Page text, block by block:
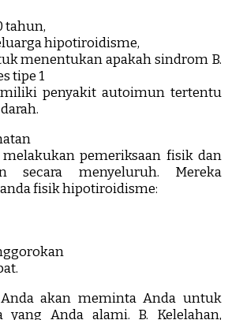
tahun,
hipotiroidisme,
menentukan apakah sindrom B.
tipe 1
penyakit autoimun tertentu
pemeriksaan fisik dan
secara menyeluruh. Mereka
fisik hipotiroidisme:
akan meminta Anda untuk
yang Anda alami. B. Kelelahan,